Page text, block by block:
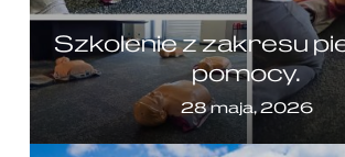
Szkolenie z zakresu
pomocy.
28 maja, 2026